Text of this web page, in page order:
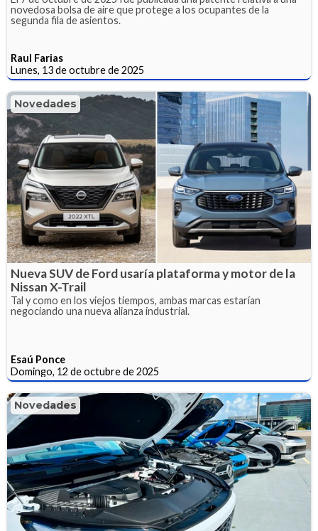
novedosa bolsa de aire que protege a los ocupantes de la
segunda fila de asientos.
Raul Farias
Lunes, 13 de octubre de 2025
Novedades
Nueva SUV de Ford usaría plataforma y motor de la
Nissan X-Trail
Tal y como en los viejos tiempos, ambas marcas estarían
negociando una nueva alianza industrial.
Esaú Ponce
Domingo, 12 de octubre de 2025
Novedades